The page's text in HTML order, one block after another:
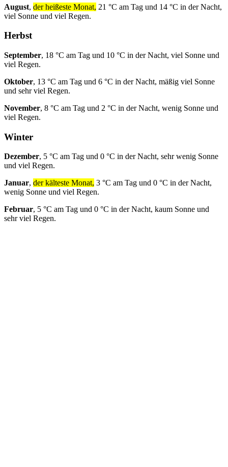
August, der heißeste Monat, 21 °C am Tag und 14 °C in der Nacht,
viel Sonne und viel Regen.
Herbst
September, 18 °C am Tag und 10 °C in der Nacht, viel Sonne und
viel Regen.
Oktober, 13 °C am Tag und 6 °C in der Nacht, mäßig viel Sonne
und sehr viel Regen.
November, 8 °C am Tag und 2 °C in der Nacht, wenig Sonne und
viel Regen.
Winter
Dezember, 5 °C am Tag und 0 °C in der Nacht, sehr wenig Sonne
und viel Regen.
Januar, der kälteste Monat, 3 °C am Tag und 0 °C in der Nacht,
wenig Sonne und viel Regen.
Februar, 5 °C am Tag und 0 °C in der Nacht, kaum Sonne und
sehr viel Regen.